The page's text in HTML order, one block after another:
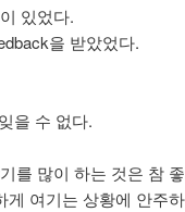
있었다.
을 받았었다.
을 수 없다.
를 많이 하는 것은 참
여기는 상황에 안주